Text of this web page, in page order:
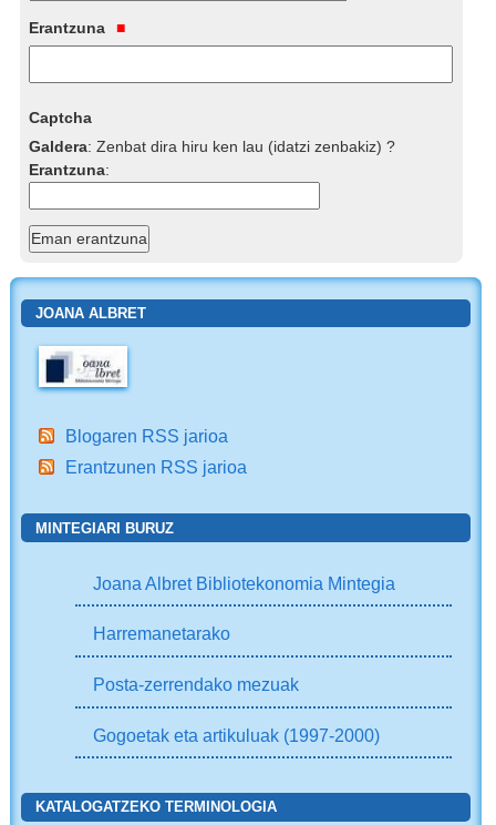
Erantzuna
Captcha
Galdera:Zenbat dira hiru ken lau (idatzi zenbakiz) ?
Erantzuna:
JOANA ALBRET
Blogaren RSS jarioa
Erantzunen RSS jarioa
MINTEGIARI BURUZ
Joana Albret Bibliotekonomia Mintegia
Harremanetarako
Posta-zerrendako mezuak
Gogoetak eta artikuluak (1997-2000)
KATALOGATZEKO TERMINOLOGIA